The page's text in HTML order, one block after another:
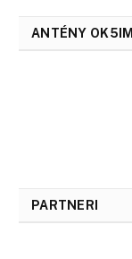
ANTÉNY OK5IM
PARTNERI